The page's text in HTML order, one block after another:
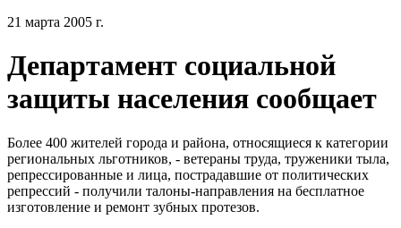
21 марта 2005 г.
Департамент социальной
защиты населения сообщает
Более 400 жителей города и района, относящиеся к категории
региональных льготников, - ветераны труда, труженики тыла,
репрессированные и лица, пострадавшие от политических
репрессий - получили талоны-направления на бесплатное
изготовление и ремонт зубных протезов.